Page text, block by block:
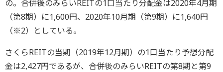
の。合併後のみらいREITの1口当たり分配金は2020年4月期
（第8期）に1,600円、2020年10月期（第9期）に1,640円
（※2）としている。
さくらREITの当期（2019年12月期）の1口当たり予想分配
金は2,427円であるが、合併後のみらいREITの第8期と第9